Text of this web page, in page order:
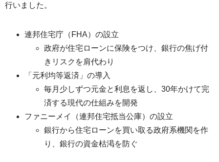
行いました。
連邦住宅庁（FHA）の設立
政府が住宅ローンに保険をつけ、銀行の焦げ付
きリスクを肩代わり
「元利均等返済」の導入
毎月少しずつ元金と利息を返し、30年かけて完
済する現代の仕組みを開発
ファニーメイ（連邦住宅抵当公庫）の設立
銀行から住宅ローンを買い取る政府系機関を作
り、銀行の資金枯渇を防ぐ